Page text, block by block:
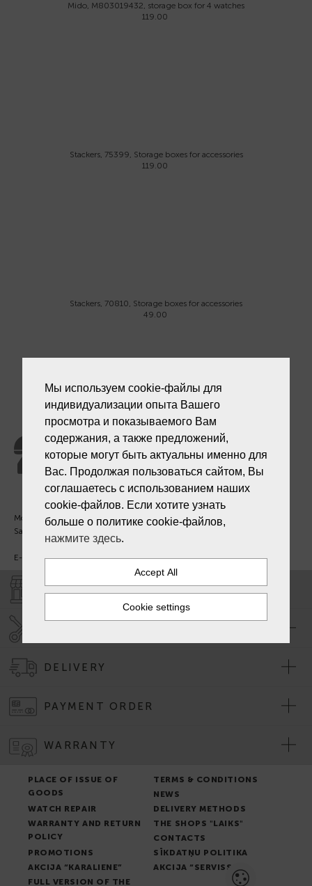
Mido, M803019432, storage box for 4 watches
119.00
Stackers, 75399, Storage boxes for accessories
119.00
Stackers, 70810, Storage boxes for accessories
49.00
Customer support
+371 27 241 888
Mon. - Fri. 09:00 - 18:00
Sat - Sun. - Out.
E-mail: info@laiksjewellery.lv
SHOPS "LAIKS"
DELIVERY
PAYMENT ORDER
WARRANTY
PLACE OF ISSUE OF
GOODS
TERMS & CONDITIONS
NEWS
WATCH REPAIR
DELIVERY METHODS
WARRANTY AND RETURN
POLICY
THE SHOPS "LAIKS"
CONTACTS
PROMOTIONS
SĪKDATŅU POLITIKA
AKCIJA “KARALIENE”
AKCIJA “SERVISS”
FULL VERSION OF THE
Мы используем cookie-файлы для
индивидуализации опыта Вашего
просмотра и показываемого Вам
содержания, а также предложений,
которые могут быть актуальны именно для
Вас. Продолжая пользоваться сайтом, Вы
соглашаетесь с использованием наших
cookie-файлов. Если хотите узнать
больше о политике cookie-файлов,
нажмите здесь.